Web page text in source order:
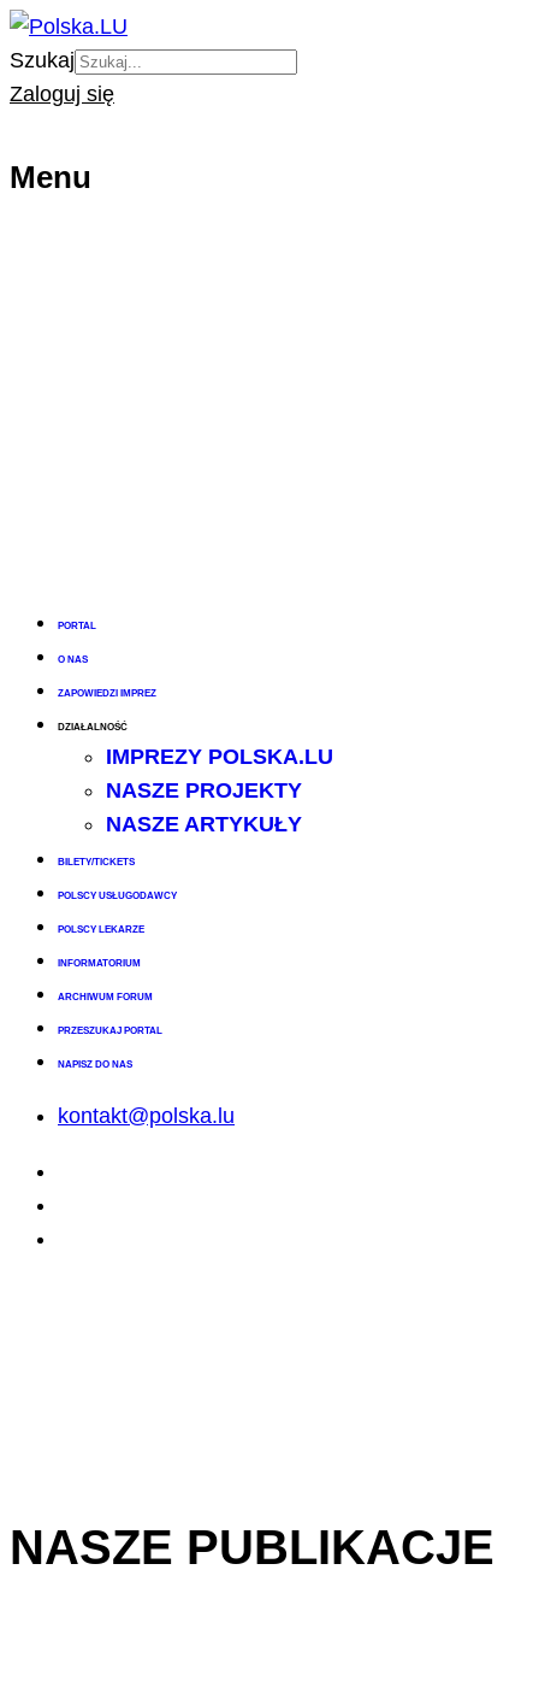
Szukaj
Zaloguj się
Menu
PORTAL
O NAS
ZAPOWIEDZI IMPREZ
DZIAŁALNOŚĆ
IMPREZY POLSKA.LU
NASZE PROJEKTY
NASZE ARTYKUŁY
BILETY/TICKETS
POLSCY USŁUGODAWCY
POLSCY LEKARZE
INFORMATORIUM
ARCHIWUM FORUM
PRZESZUKAJ PORTAL
NAPISZ DO NAS
kontakt@polska.lu
NASZE PUBLIKACJE